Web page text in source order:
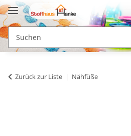
Zurück zur Liste Nähfüße